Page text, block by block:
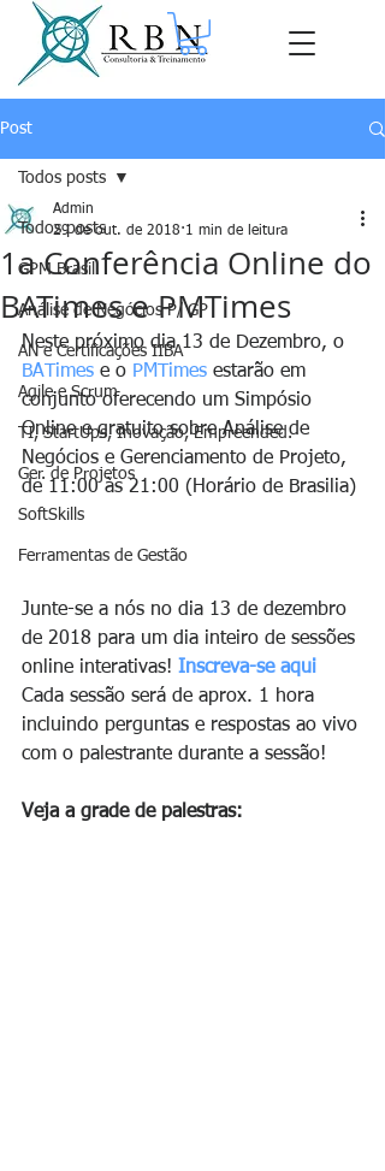
Post
Todos posts
GPM Brasil
Análise de Negócios P/ GP
AN e Certificações IIBA
Agile e Scrum
TI, StartUps, Inovação, Empreended.
Ger. de Projetos
SoftSkills
Ferramentas de Gestão
Todos posts
1a Conferência Online do
BATimes e PMTimes
Admin
29 de out. de 2018 1 min de leitura
Neste próximo dia 13 de Dezembro, o
BATimes e o PMTimes estarão em
conjunto oferecendo um Simpósio
Online e gratuito sobre Análise de
Negócios e Gerenciamento de Projeto,
de 11:00 às 21:00 (Horário de Brasilia)
Junte-se a nós no dia 13 de dezembro
de 2018 para um dia inteiro de sessões
online interativas! Inscreva-se aqui
Cada sessão será de aprox. 1 hora
incluindo perguntas e respostas ao vivo
com o palestrante durante a sessão!
Veja a grade de palestras: